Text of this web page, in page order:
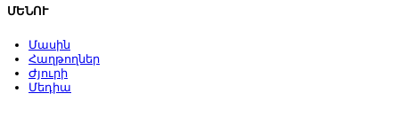
ՄԵՆՈՒ
Մասին
Հաղթողներ
Ժյուրի
Մեդիա